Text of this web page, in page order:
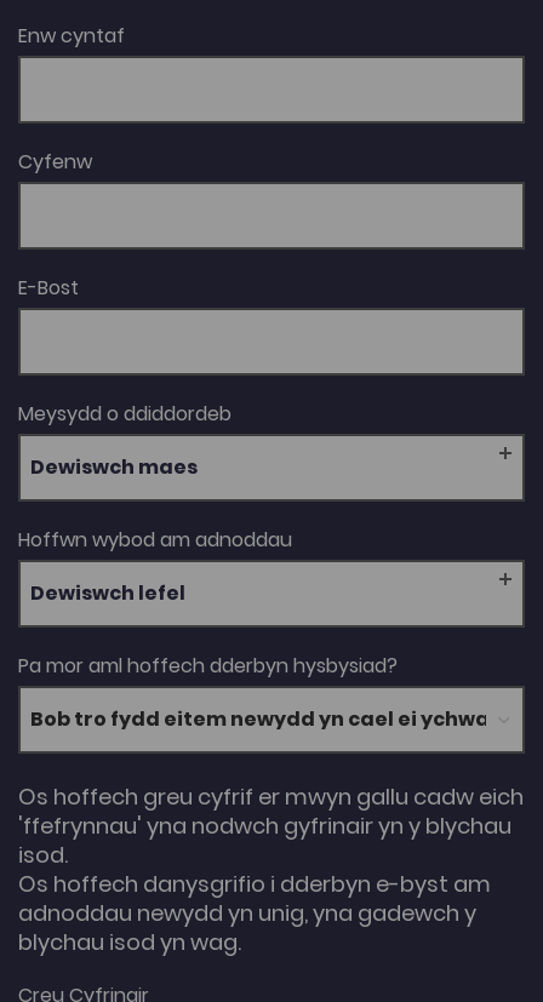
Enw cyntaf
Cyfenw
E-Bost
Meysydd o ddiddordeb
Dewiswch maes
Hoffwn wybod am adnoddau
Dewiswch lefel
Pa mor aml hoffech dderbyn hysbysiad?
Os hoffech greu cyfrif er mwyn gallu cadw eich
'ffefrynnau' yna nodwch gyfrinair yn y blychau
isod.
Os hoffech danysgrifio i dderbyn e-byst am
adnoddau newydd yn unig, yna gadewch y
blychau isod yn wag.
Creu Cyfrinair